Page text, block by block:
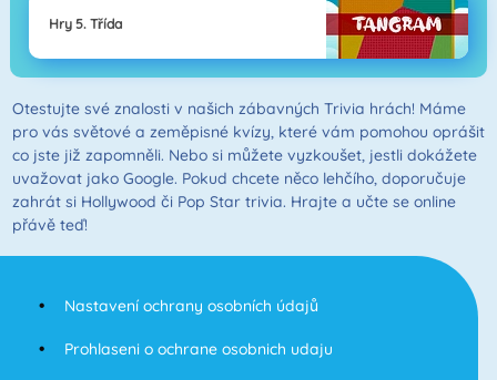
Hry 5. Třída
Otestujte své znalosti v našich zábavných Trivia hrách! Máme
pro vás světové a zeměpisné kvízy, které vám pomohou oprášit
co jste již zapomněli. Nebo si můžete vyzkoušet, jestli dokážete
uvažovat jako Google. Pokud chcete něco lehčího, doporučuje
zahrát si Hollywood či Pop Star trivia. Hrajte a učte se online
přávě teď!
Nastavení ochrany osobních údajů
Prohlaseni o ochrane osobnich udaju